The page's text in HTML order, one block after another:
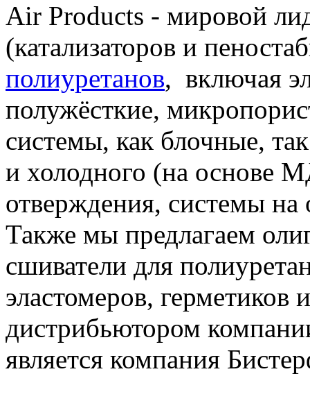
Air Products - мировой
(катализаторов и
полиуретанов, включая
полужёсткие,
системы, как блочные,
и холодного (на основе
отверждения, системы на
Также мы предлагаем
сшиватели для
эластомеров,
дистрибьютором
является компания